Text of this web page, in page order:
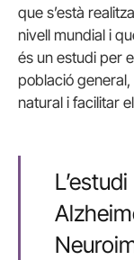
que s’està
nivell mundial i
és un estudi per
població
natural i facilitar